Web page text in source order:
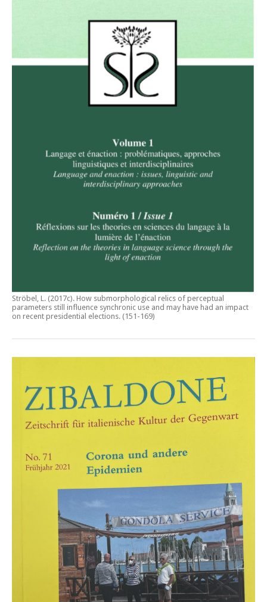
Ströbel, L. (2017c). How submorphological relics of perceptual
parameters still influence synchronic use and may have had an impact
on recent presidential elections. (151-169)